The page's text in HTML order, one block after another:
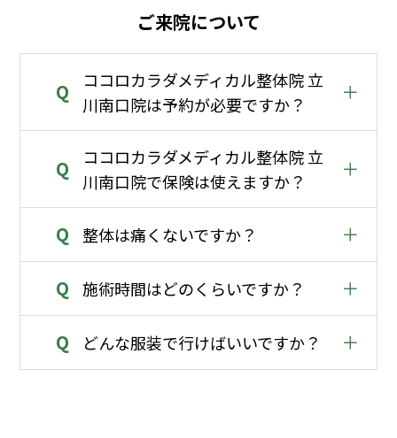
ご来院について
Q
ココロカラダメディカル整体院 立
川南口院は予約が必要ですか？
＋
Q
ココロカラダメディカル整体院 立
川南口院で保険は使えますか？
＋
Q 整体は痛くないですか？ ＋
Q 施術時間はどのくらいですか？ ＋
Q どんな服装で行けばいいですか？ ＋